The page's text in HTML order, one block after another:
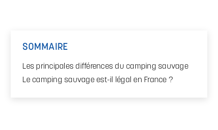
SOMMAIRE
Les principales différences du camping sauvage
Le camping sauvage est-il légal en France ?